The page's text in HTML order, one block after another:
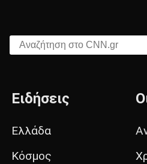
Αναζήτηση στο CNN.gr
Ειδήσεις
Ελλάδα
Κόσμος